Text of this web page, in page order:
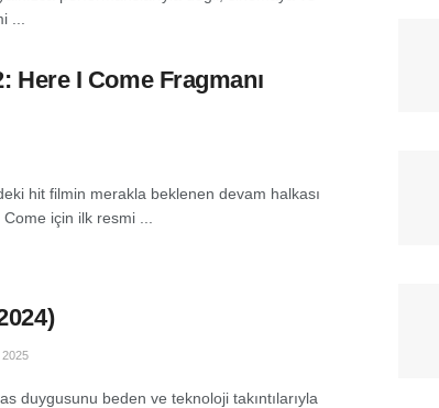
...
Here I Come Fragmanı
hit filmin merakla beklenen devam halkası
için ilk resmi ...
duygusunu beden ve teknoloji takıntılarıyla